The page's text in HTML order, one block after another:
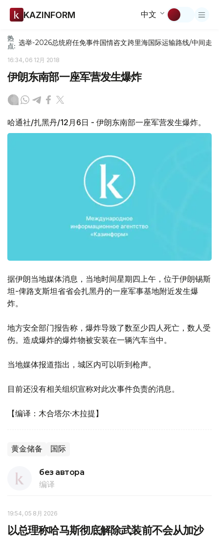
KAZINFORM 中文
热
点: 选举-2026总统府任免事件国情咨文跨里海国际运输路线/中间走廊
16:34, 06 12月 2018
伊朗东南部一座军营发生爆炸
哈通社/扎黑丹/12月6日 - 伊朗东南部一座军营发生爆炸。
据伊朗当地媒体消息，当地时间星期四上午，位于伊朗锡斯
坦-俾路支斯坦省省会扎黑丹的一座军事基地附近发生爆
炸。
地方安全部门报告称，爆炸导致了数至少四人死亡，数人受
伤。造成爆炸的爆炸物被安装在一辆汽车当中。
当地媒体报道指出，城区内可以听到枪声。
目前还没有相关组织宣称对此次事件负责的消息。
【编译：木合塔尔·木拉提】
黄金储备 国际
без автора
编译
19:54, 05 8月 2026
以总理称哈马斯彻底解除武装前不会从加沙